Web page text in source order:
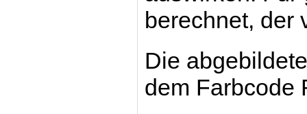
berechnet, der
Die
dem Farbcode